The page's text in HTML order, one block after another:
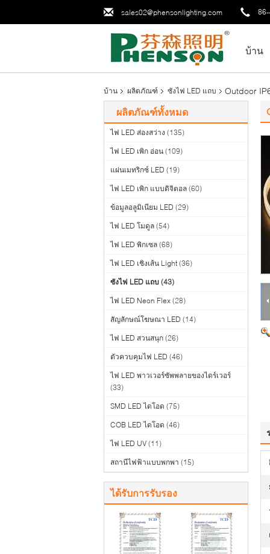
sales02@phensonlighting.com
บ้าน
บ้าน ผลิตภัณฑ์ ซังไฟ LED แถบ Outdoor
ผลิตภัณฑ์ทั้งหมด
ไฟ LED ส่องสว่าง (135)
ไฟ LED เพิก อ่อน (109)
แผ่นเมทริกซ์ LED (19)
ไฟ LED เพิก แบบดิจิตอล (60)
ข้อมูลอลูมิเนียม LED (29)
ไฟ LED โมดูล (54)
ไฟ LED พิกเซล (68)
ไฟ LED เชิงเส้น Light (36)
ซังไฟ LED แถบ (43)
ไฟ LED Neon Flex (28)
สัญลักษณ์โฆษณา LED (14)
ไฟ LED สวนสนุก (26)
ตัวควบคุมไฟ LED (46)
ไฟ LED พาวเวอร์ซัพพลายของไดร์เวอร์
(33)
SMD LED ไดโอด (75)
COB LED ไดโอด (46)
ไฟ LED UV (11)
สถานีไฟฟ้าแบบพกพา (15)
ได้รับการรับรอง